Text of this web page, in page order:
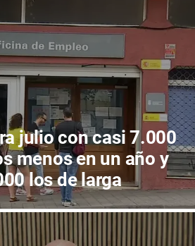
julio con casi 7.000
menos en un año y
los de larga